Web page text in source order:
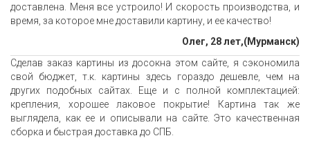
доставлена. Меня все устроило! И скорость производства, и
время, за которое мне доставили картину, и ее качество!
Олег, 28 лет,(Мурманск)
Сделав заказ картины из досокна этом сайте, я сэкономила
свой бюджет, т.к. картины здесь гораздо дешевле, чем на
других подобных сайтах. Еще и с полной комплектацией:
крепления, хорошее лаковое покрытие! Картина так же
выглядела, как ее и описывали на сайте. Это качественная
сборка и быстрая доставка до СПБ.